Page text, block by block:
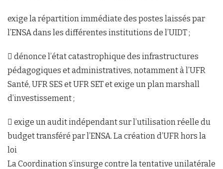
exige la répartition immédiate des postes laissés par
l’ENSA dans les différentes institutions de l’UIDT ;
 dénonce l’état catastrophique des infrastructures
pédagogiques et administratives, notamment à l’UFR
Santé, UFR SES et UFR SET et exige un plan marshall
d’investissement ;
 exige un audit indépendant sur l’utilisation réelle du
budget transféré par l’ENSA. La création d’UFR hors la
loi
La Coordination s’insurge contre la tentative unilatérale